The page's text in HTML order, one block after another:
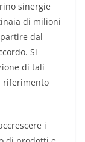
sinergie
di milioni
dal
Si
di tali
riferimento
i